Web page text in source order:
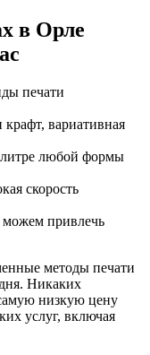
в Орле
печати
вариативная
любой формы
скорость
можем привлечь
методы печати
Никаких
низкую цену
услуг, включая